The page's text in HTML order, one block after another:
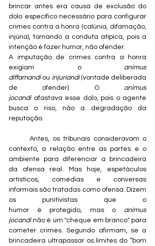
brincar antes era causa de exclusão do
dolo específico necessário para configurar
crimes contra a honra (calúnia, difamação,
injúria), tornando a conduta atípica, pois a
intenção é fazer humor, não ofender.
A imputação de crimes contra a honra
exigiam o animus
diffamandi ou injuriandi (vontade deliberada
de ofender). O animus
jocandi afastava esse dolo, pois o agente
busca o riso, não a degradação da
reputação.
	Antes, os tribunais consideravam o
contexto, a relação entre as partes e o
ambiente para diferenciar a brincadeira
da ofensa real. Mas hoje, espetáculos
artísticos, comédias e conversas
informais são tratadas como ofensa. Dizem
os punitivistas que o
humor é protegido, mas o animus
jocandi não é um "cheque em branco" para
cometer crimes. Segundo afirmam, se a
brincadeira ultrapassar os limites do “bom